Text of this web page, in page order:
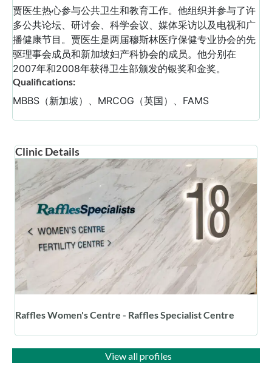
贾医生热心参与公共卫生和教育工作。他组织并参与了许
多公共论坛、研讨会、科学会议、媒体采访以及电视和广
播健康节目。贾医生是两届穆斯林医疗保健专业协会的先
驱理事会成员和新加坡妇产科协会的成员。他分别在
2007年和2008年获得卫生部颁发的银奖和金奖。
Qualifications:
MBBS（新加坡）、MRCOG（英国）、FAMS
Clinic Details
Raffles Women's Centre - Raffles Specialist Centre
View all profiles